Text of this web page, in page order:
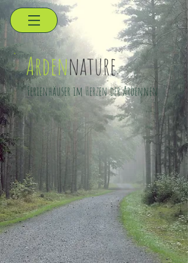
Ferienhäuser im Herzen der Ardennen
Ardennature